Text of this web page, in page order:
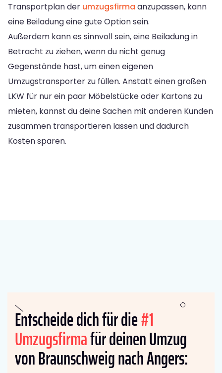
Transportplan der umzugsfirma anzupassen, kann
eine Beiladung eine gute Option sein.
Außerdem kann es sinnvoll sein, eine Beiladung in
Betracht zu ziehen, wenn du nicht genug
Gegenstände hast, um einen eigenen
Umzugstransporter zu füllen. Anstatt einen großen
LKW für nur ein paar Möbelstücke oder Kartons zu
mieten, kannst du deine Sachen mit anderen Kunden
zusammen transportieren lassen und dadurch
Kosten sparen.
Entscheide dich für die#1
Umzugsfirmafür deinen Umzug
von Braunschweig nach Angers: